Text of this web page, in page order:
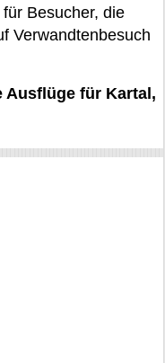
Besucher, die
Verwandtenbesuch
Ausflüge für Kartal,